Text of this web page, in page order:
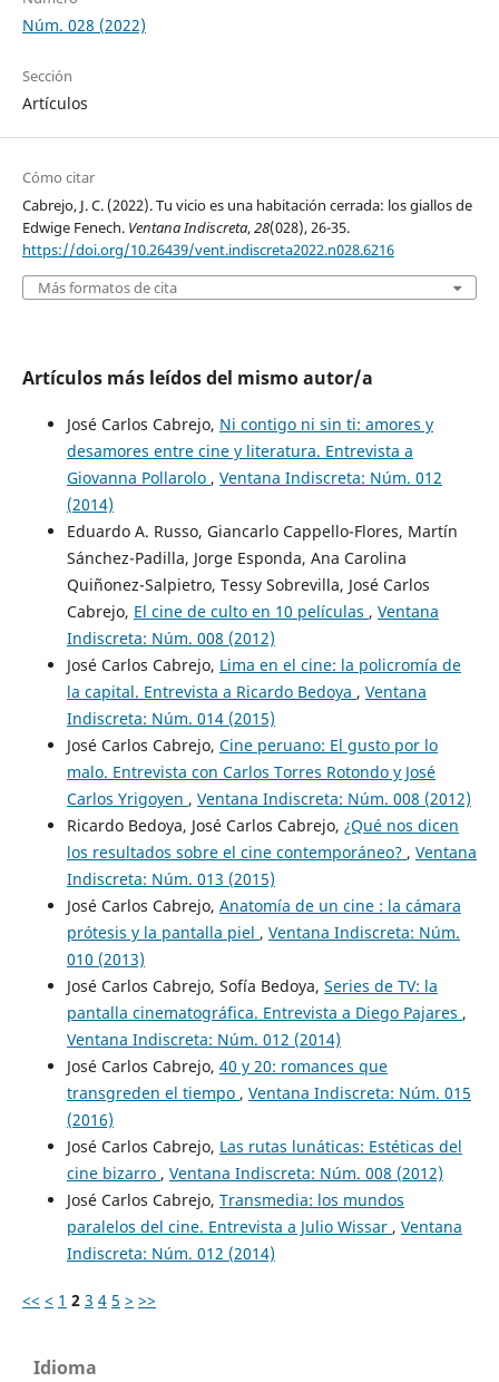
Núm. 028 (2022)
Sección
Artículos
Cómo citar
Cabrejo, J. C. (2022). Tu vicio es una habitación cerrada: los giallos de
Edwige Fenech. Ventana Indiscreta,28(028), 26-35.
https://doi.org/10.26439/vent.indiscreta2022.n028.6216
Más formatos de cita
Artículos más leídos del mismo autor/a
José Carlos Cabrejo, Ni contigo ni sin ti: amores y
desamores entre cine y literatura. Entrevista a
Giovanna Pollarolo , Ventana Indiscreta: Núm. 012
(2014)
Eduardo A. Russo, Giancarlo Cappello-Flores, Martín
Sánchez-Padilla, Jorge Esponda, Ana Carolina
Quiñonez-Salpietro, Tessy Sobrevilla, José Carlos
Cabrejo, El cine de culto en 10 películas , Ventana
Indiscreta: Núm. 008 (2012)
José Carlos Cabrejo, Lima en el cine: la policromía de
la capital. Entrevista a Ricardo Bedoya , Ventana
Indiscreta: Núm. 014 (2015)
José Carlos Cabrejo, Cine peruano: El gusto por lo
malo. Entrevista con Carlos Torres Rotondo y José
Carlos Yrigoyen , Ventana Indiscreta: Núm. 008 (2012)
Ricardo Bedoya, José Carlos Cabrejo, ¿Qué nos dicen
los resultados sobre el cine contemporáneo? , Ventana
Indiscreta: Núm. 013 (2015)
José Carlos Cabrejo, Anatomía de un cine : la cámara
prótesis y la pantalla piel , Ventana Indiscreta: Núm.
010 (2013)
José Carlos Cabrejo, Sofía Bedoya, Series de TV: la
pantalla cinematográfica. Entrevista a Diego Pajares ,
Ventana Indiscreta: Núm. 012 (2014)
José Carlos Cabrejo, 40 y 20: romances que
transgreden el tiempo , Ventana Indiscreta: Núm. 015
(2016)
José Carlos Cabrejo, Las rutas lunáticas: Estéticas del
cine bizarro , Ventana Indiscreta: Núm. 008 (2012)
José Carlos Cabrejo, Transmedia: los mundos
paralelos del cine. Entrevista a Julio Wissar , Ventana
Indiscreta: Núm. 012 (2014)
<< < 1 2 3 4 5 > >>
Idioma